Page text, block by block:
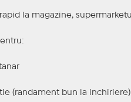
la magazine,
(randament bun la inchiriere)